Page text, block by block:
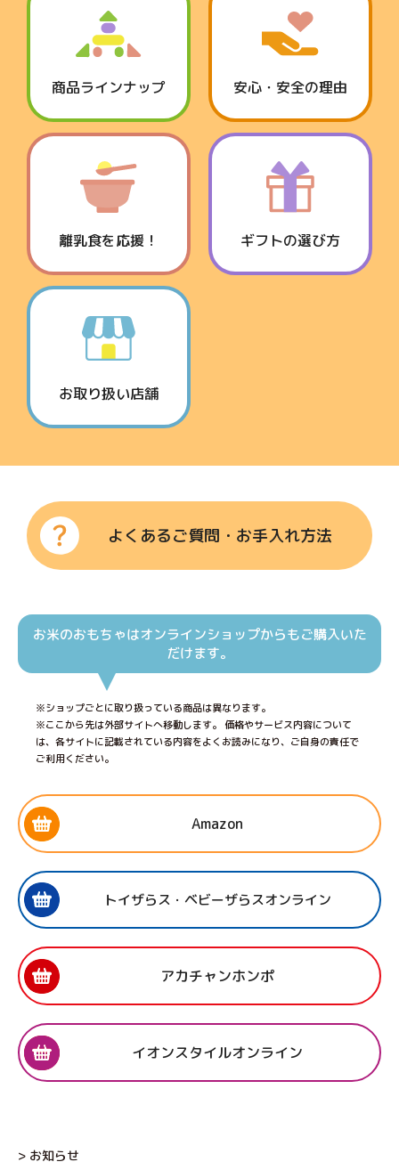
商品ラインナップ 安心・安全の理由
離乳食を応援！ ギフトの選び方
お取り扱い店舗
よくあるご質問・お手入れ方法
お米のおもちゃはオンラインショップからもご購入いた
だけます。
※ショップごとに取り扱っている商品は異なります。
※ここから先は外部サイトへ移動します。 価格やサービス内容について
は、各サイトに記載されている内容をよくお読みになり、ご自身の責任で
ご利用ください。
Amazon
トイザらス・ベビーザらスオンライン
アカチャンホンポ
イオンスタイルオンライン
> お知らせ